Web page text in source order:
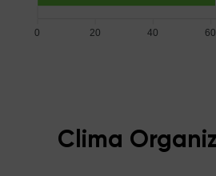
60
40
20
0
Clima